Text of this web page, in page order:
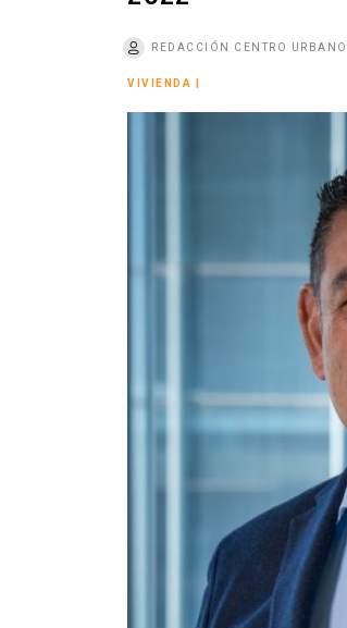
REDACCIÓN CENTRO URBANO
VIVIENDA